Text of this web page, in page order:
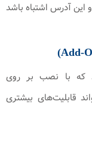
این آدرس اشتباه باشد
که با نصب بر روی
قابلیت‌های بیشتری